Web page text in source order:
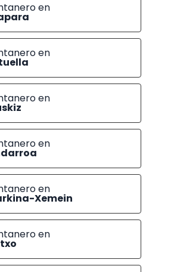
en
en
en
en
en
Xemein
en